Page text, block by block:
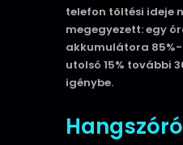
telefon töltési ideje
megegyezett: egy
akkumulátora
utolsó 15% további
igénybe.